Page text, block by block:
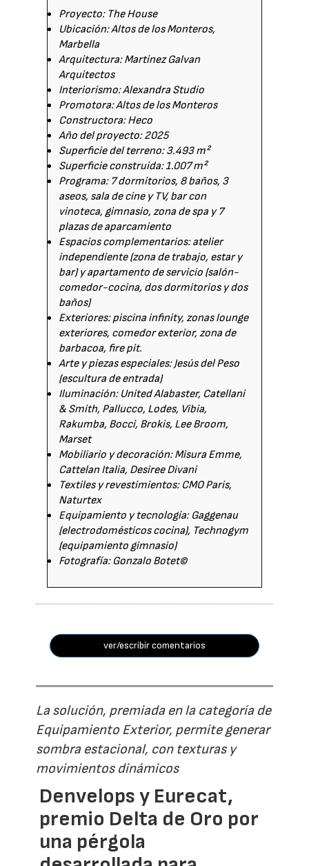
Proyecto: The House
Ubicación: Altos de los Monteros,
Marbella
Arquitectura: Martinez Galvan
Arquitectos
Interiorismo: Alexandra Studio
Promotora: Altos de los Monteros
Constructora: Heco
Año del proyecto: 2025
Superficie del terreno: 3.493 m²
Superficie construida: 1.007 m²
Programa: 7 dormitorios, 8 baños, 3
aseos, sala de cine y TV, bar con
vinoteca, gimnasio, zona de spa y 7
plazas de aparcamiento
Espacios complementarios: atelier
independiente (zona de trabajo, estar y
bar) y apartamento de servicio (salón-
comedor-cocina, dos dormitorios y dos
baños)
Exteriores: piscina infinity, zonas lounge
exteriores, comedor exterior, zona de
barbacoa, fire pit.
Arte y piezas especiales: Jesús del Peso
(escultura de entrada)
Iluminación: United Alabaster, Catellani
& Smith, Pallucco, Lodes, Vibia,
Rakumba, Bocci, Brokis, Lee Broom,
Marset
Mobiliario y decoración: Misura Emme,
Cattelan Italia, Desiree Divani
Textiles y revestimientos: CMO Paris,
Naturtex
Equipamiento y tecnología: Gaggenau
(electrodomésticos cocina), Technogym
(equipamiento gimnasio)
Fotografía: Gonzalo Botet©
ver/escribir comentarios
La solución, premiada en la categoría de
Equipamiento Exterior, permite generar
sombra estacional, con texturas y
movimientos dinámicos
Denvelops y Eurecat,
premio Delta de Oro por
una pérgola